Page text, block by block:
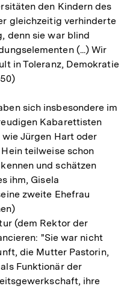
den Kindern des
gleichzeitig verhinderte
denn sie war blind
(...) Wir
in Toleranz, Demokratie
sich insbesondere im
Kabarettisten
Jürgen Hart oder
teilweise schon
und schätzen
ihm, Gisela
zweite Ehefrau
(dem Rektor der
"Sie war nicht
die Mutter Pastorin,
Funktionär der
ihre